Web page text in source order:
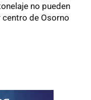
no pueden
de Osorno